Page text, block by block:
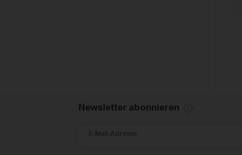
Newsletter abonnieren
E-Mail-Adresse